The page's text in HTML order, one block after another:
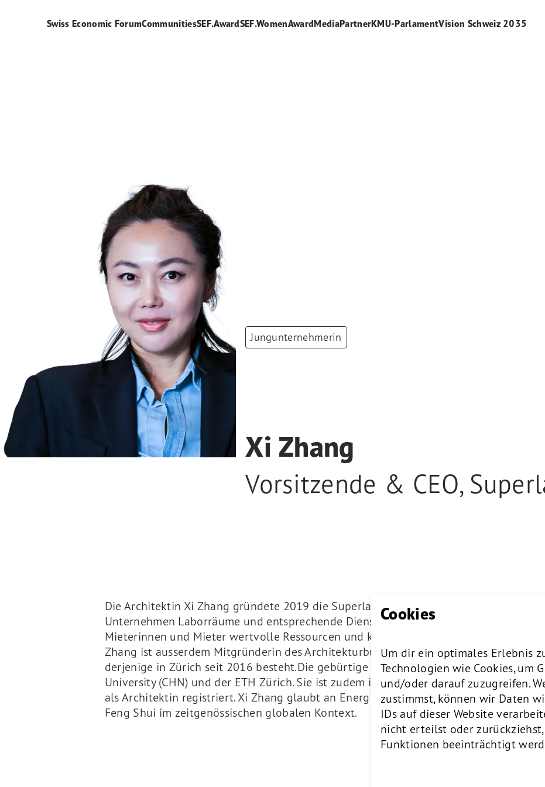
Swiss Economic ForumCommunitiesSEF.AwardSEF.WomenAwardMediaPartnerKMU-ParlamentVision Schweiz 2035
Jungunternehmerin
Xi Zhang
Vorsitzende & CEO,
Die Architektin Xi Zhang gründete 2019 die Superlab Suisse AG. Die Zürcher Firma
Unternehmen Laborräume und entsprechende Dienstleistungen an. Mit diesem «lab
Mieterinnen und Mieter wertvolle Ressourcen und können sich vollständig auf die
Zhang ist ausserdem Mitgründerin des Architekturbüros EXH Design, dessen Sitz in
derjenige in Zürich seit 2016 besteht.Die gebürtige Chinesin absolvierte ihr
University (CHN) und der ETH Zürich. Sie ist zudem im Schweizerischen Ingenieur-
als Architektin registriert. Xi Zhang glaubt an Energie und fördert die asiatische
Feng Shui im zeitgenössischen globalen Kontext.
Cookies
Um dir ein optimales Erlebnis
Technologien wie Cookies, um
und/oder darauf zuzugreifen.
zustimmst, können wir Daten
IDs auf dieser Website
nicht erteilst oder
Funktionen beeinträchtigt